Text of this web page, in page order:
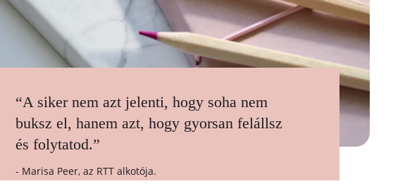
“A siker nem azt jelenti, hogy soha nem
buksz el, hanem azt, hogy gyorsan felállsz
és folytatod.”
- Marisa Peer, az RTT alkotója.